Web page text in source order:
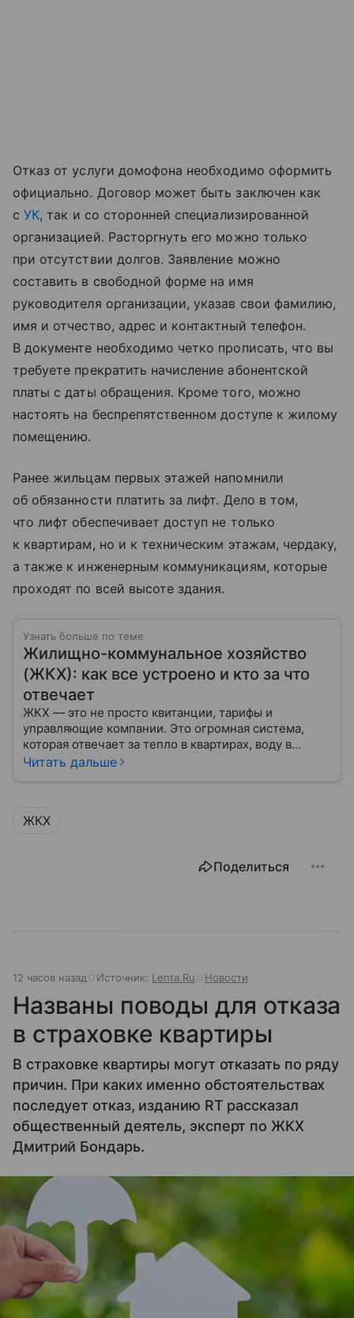
Отказ от услуги домофона необходимо оформить
официально. Договор может быть заключен как
сУК, так и со сторонней специализированной
организацией. Расторгнуть его можно только
при отсутствии долгов. Заявление можно
составить в свободной форме на имя
руководителя организации, указав свои фамилию,
имя и отчество, адрес и контактный телефон.
В документе необходимо четко прописать, что вы
требуете прекратить начисление абонентской
платы с даты обращения. Кроме того, можно
настоять на беспрепятственном доступе к жилому
помещению.
Ранее жильцам первых этажей напомнили
об обязанности платить за лифт. Дело в том,
что лифт обеспечивает доступ не только
к квартирам, но и к техническим этажам, чердаку,
а также к инженерным коммуникациям, которые
проходят по всей высоте здания.
Узнать больше по теме
Жилищно-коммунальное хозяйство
(ЖКХ): как все устроено и кто за что
отвечает
ЖКХ — это не просто квитанции, тарифы и
управляющие компании. Это огромная система,
которая отвечает за тепло в квартирах, воду в
кране, освещение улиц и чистоту во дворах.
Читать дальше
ЖКХ
Поделиться
12 часов назад Источник: Lenta.Ru Новости
Названы поводы для отказа
в страховке квартиры
В страховке квартиры могут отказать по ряду
причин. При каких именно обстоятельствах
последует отказ, изданию RT рассказал
общественный деятель, эксперт по ЖКХ
Дмитрий Бондарь.